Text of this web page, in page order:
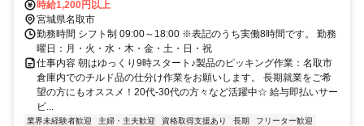
時給1,200円以上
宮城県名取市
勤務時間 シフト制 09:00～18:00 ※表記のうち実働8時間です。 勤務
曜日：月・火・水・木・金・土・日・祝
仕事内容 朝はゆっくり9時スタート♪製品のピッキング作業：名取市
倉庫内でのチルド品の仕分け作業をお願いします。 長期就業をご希
望の方にもオススメ！20代-30代の方々など活躍中☆ 給与即払いサー
ビ...
業界未経験者歓迎 主婦・主夫歓迎 資格取得支援あり 長期
フリーター歓迎